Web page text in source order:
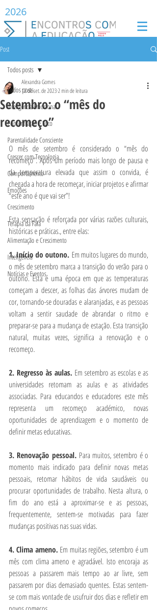
2026
Post
Todos posts
Inteligência Emocional
Concentração e Foco
Parentalidade Consciente
Crescer com Tecnologia
Comportamento
Emoções
Crescimento
Terapia da Fala
Alimentação e Crescimento
Inteligência
Notícias e Eventos
Todos posts
Setembro: o “mês do
recomeço”
Alexandra Gomes
12 de set. de 20232 min de leitura
O mês de setembro é considerado o “mês do
recomeço”. Após um período mais longo de pausa e
da temperatura elevada que assim o convida, é
chegada a hora de recomeçar, iniciar projetos e afirmar
“este ano é que vai ser”!
Esta sensação é reforçada por várias razões culturais,
históricas e práticas., entre elas:
1. Início do outono. Em muitos lugares do mundo,
o mês de setembro marca a transição do verão para o
outono. Esta é uma época em que as temperaturas
começam a descer, as folhas das árvores mudam de
cor, tornando-se douradas e alaranjadas, e as pessoas
voltam a sentir saudade de abrandar o ritmo e
preparar-se para a mudança de estação. Esta transição
natural, muitas vezes, significa a renovação e o
recomeço.
2. Regresso às aulas. Em setembro as escolas e as
universidades retomam as aulas e as atividades
associadas. Para educandos e educadores este mês
representa um recomeço académico, novas
oportunidades de aprendizagem e o momento de
definir metas educativas.
3. Renovação pessoal. Para muitos, setembro é o
momento mais indicado para definir novas metas
pessoais, retomar hábitos de vida saudáveis ou
procurar oportunidades de trabalho. Nesta altura, o
fim do ano está a aproximar-se e as pessoas,
frequentemente, sentem-se motivadas para fazer
mudanças positivas nas suas vidas.
4. Clima ameno. Em muitas regiões, setembro é um
mês com clima ameno e agradável. Isto encoraja as
pessoas a passarem mais tempo ao ar livre, sem
passarem por dias demasiado quentes. Estas sentem-
se com mais vontade de usufruir dos dias e refletir em